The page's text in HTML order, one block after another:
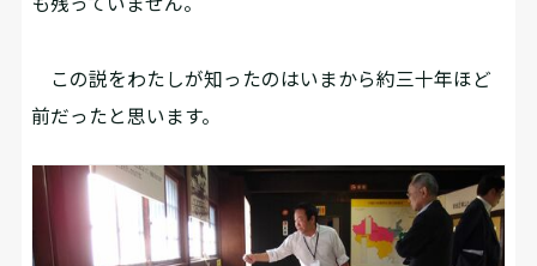
この説をわたしが知ったのはいまから約三十年ほど
前だったと思います。